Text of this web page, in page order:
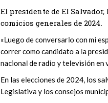
El presidente de El
comicios generales de 2024.
«Luego de conversarlo con mi
correr como candidato a la
nacional de radio y televisión en
En las elecciones de 2024, los
Legislativa y los consejos